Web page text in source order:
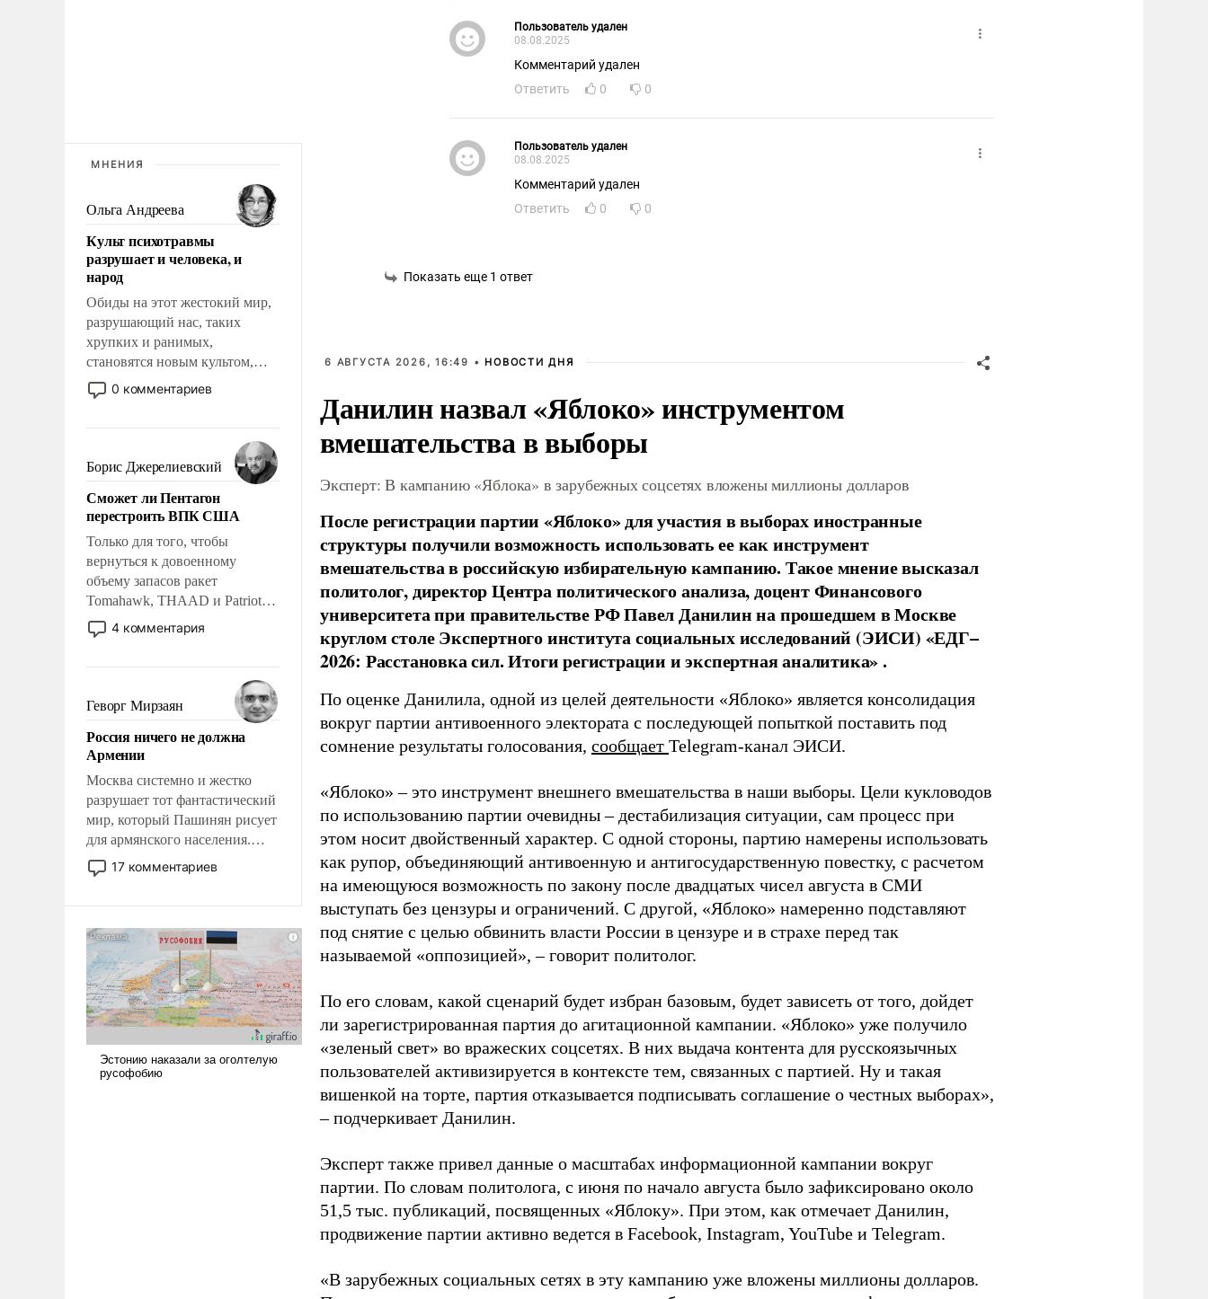
МНЕНИЯ
Ольга Андреева
Культ психотравмы
разрушает и человека, и
народ
Обиды на этот жестокий мир,
разрушающий нас, таких
хрупких и ранимых,
становятся новым культом,
постепенно вытесняя и
отменяя традиционное
мужественным и твердым под
ударами судьбы, брать на себя
ответственность, помогать
слабым, идти вперед и
адаптироваться.
0 комментариев
Борис Джерелиевский
Сможет ли Пентагон
перестроить ВПК США
Только для того, чтобы
вернуться к довоенному
объему запасов ракет
Tomahawk, THAAD и Patriot
США потребуется более трех
лет. Даже небольшая война с
Сложившаяся ситуация
означает многолетний период
уязвимости США, например,
перед Китаем.
4 комментария
Геворг Мирзаян
Россия ничего не должна
Армении
Москва системно и жестко
разрушает тот фантастический
мир, который Пашинян рисует
для армянского населения.
Мир, где политические
прожекты будут безусловно
налогоплательщиков и где
Еревану за свои поступки не
нужно отвечать.
17 комментариев
Пользователь удален
08.08.2025
Комментарий удален
Ответить
0 0
Пользователь удален
08.08.2025
Комментарий удален
Ответить
0 0
Показать еще 1 ответ
6 АВГУСТА 2026, 16:49 • НОВОСТИ ДНЯ
Данилин назвал «Яблоко» инструментом
вмешательства в выборы
Эксперт: В кампанию «Яблока» в зарубежных соцсетях вложены миллионы долларов
После регистрации партии «Яблоко» для участия в выборах иностранные
структуры получили возможность использовать ее как инструмент
вмешательства в российскую избирательную кампанию. Такое мнение высказал
политолог, директор Центра политического анализа, доцент Финансового
университета при правительстве РФ Павел Данилин на прошедшем в Москве
круглом столе Экспертного института социальных исследований (ЭИСИ) «ЕДГ–
2026: Расстановка сил. Итоги регистрации и экспертная аналитика» .
По оценке Данилила, одной из целей деятельности «Яблоко» является консолидация
вокруг партии антивоенного электората с последующей попыткой поставить под
сомнение результаты голосования, сообщает Telegram-канал ЭИСИ.
«Яблоко» – это инструмент внешнего вмешательства в наши выборы. Цели кукловодов
по использованию партии очевидны – дестабилизация ситуации, сам процесс при
этом носит двойственный характер. С одной стороны, партию намерены использовать
как рупор, объединяющий антивоенную и антигосударственную повестку, с расчетом
на имеющуюся возможность по закону после двадцатых чисел августа в СМИ
выступать без цензуры и ограничений. С другой, «Яблоко» намеренно подставляют
под снятие с целью обвинить власти России в цензуре и в страхе перед так
называемой «оппозицией», – говорит политолог.
По его словам, какой сценарий будет избран базовым, будет зависеть от того, дойдет
ли зарегистрированная партия до агитационной кампании. «Яблоко» уже получило
«зеленый свет» во вражеских соцсетях. В них выдача контента для русскоязычных
пользователей активизируется в контексте тем, связанных с партией. Ну и такая
вишенкой на торте, партия отказывается подписывать соглашение о честных выборах»,
– подчеркивает Данилин.
Эксперт также привел данные о масштабах информационной кампании вокруг
партии. По словам политолога, с июня по начало августа было зафиксировано около
51,5 тыс. публикаций, посвященных «Яблоку». При этом, как отмечает Данилин,
продвижение партии активно ведется в Facebook, Instagram, YouTube и Telegram.
«В зарубежных социальных сетях в эту кампанию уже вложены миллионы долларов.